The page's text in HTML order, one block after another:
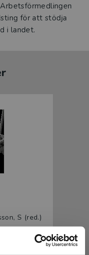
för att stödja
i landet.
S (red.)